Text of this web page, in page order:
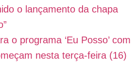
o lançamento da chapa
o programa ‘Eu Posso’ com
nesta terça-feira (16)